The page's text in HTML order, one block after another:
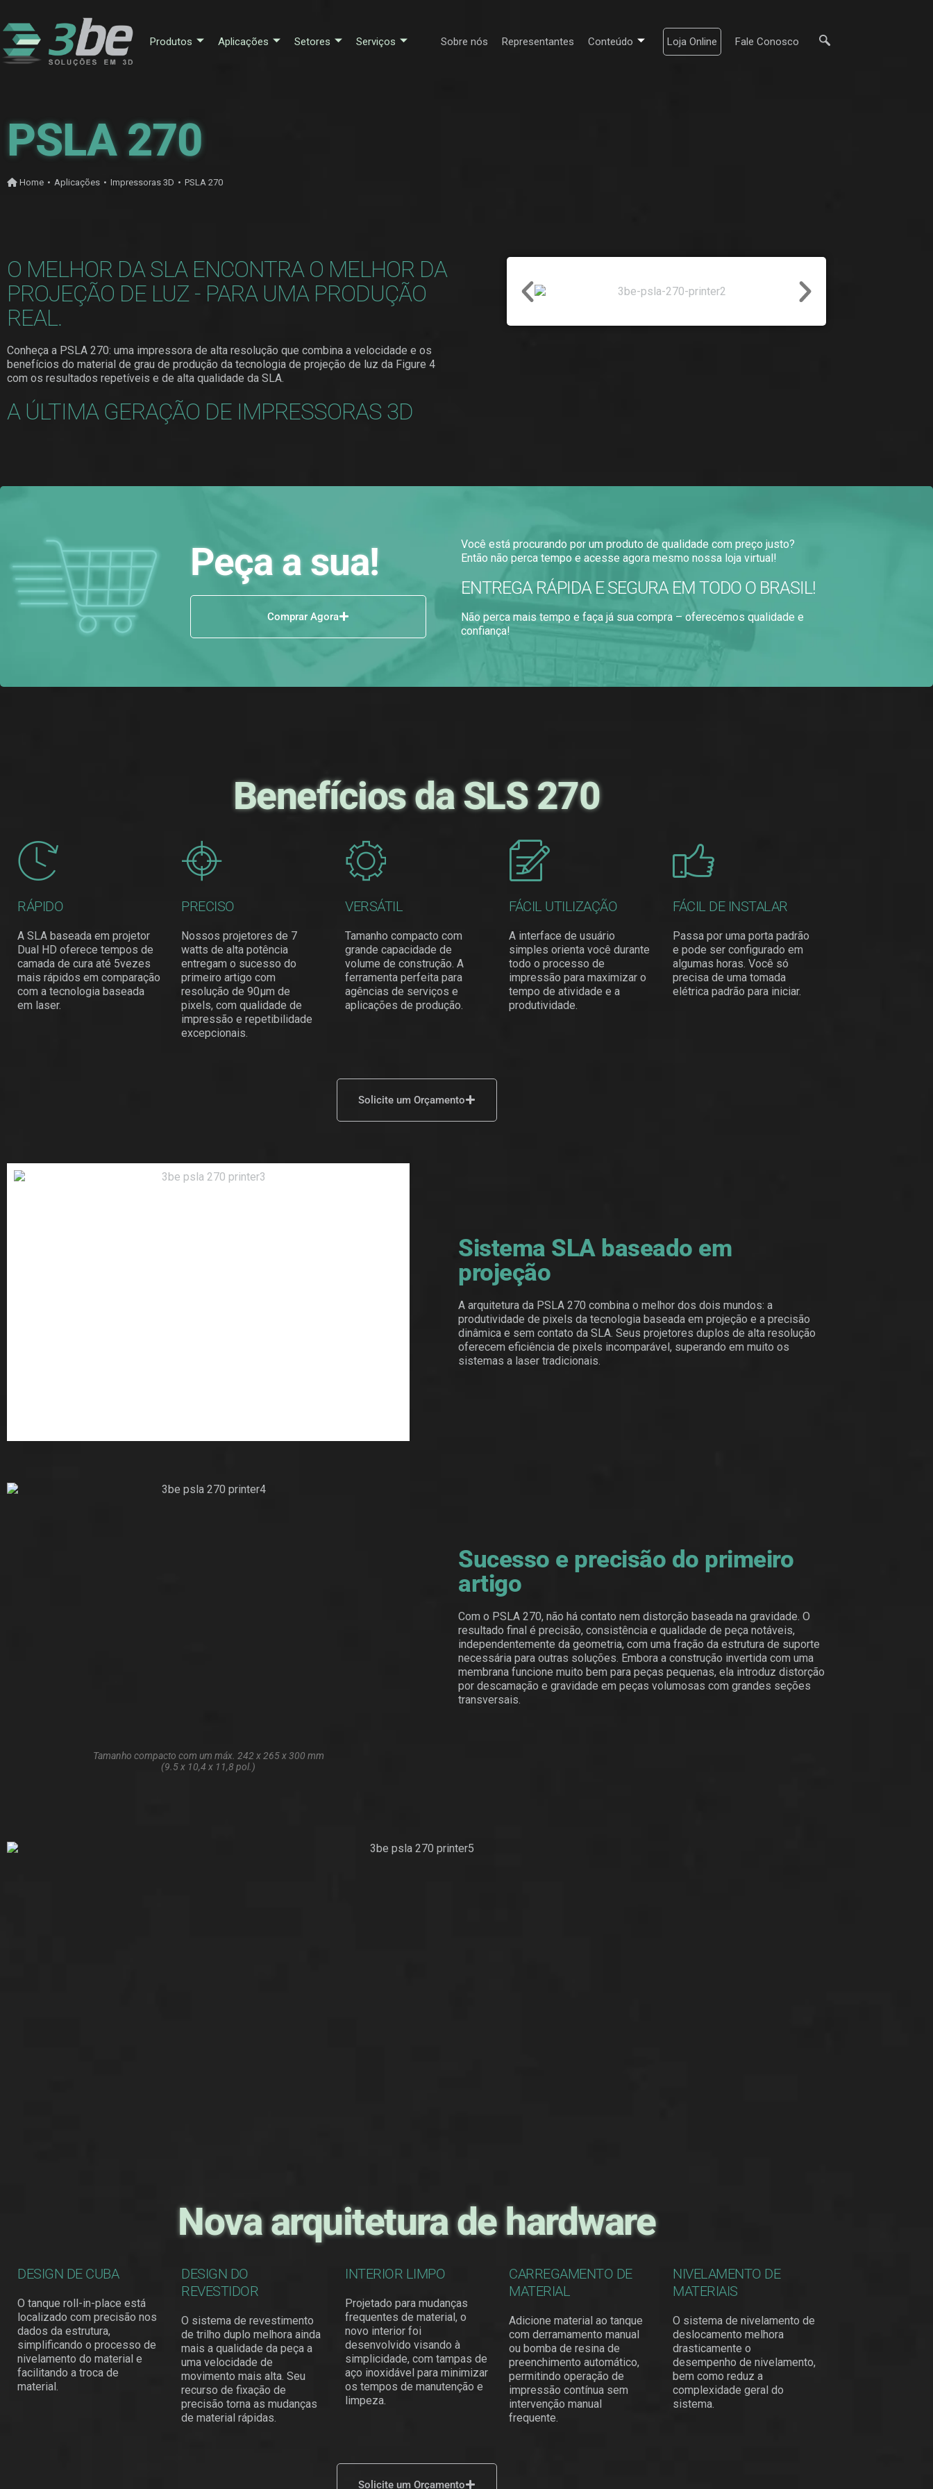
Produtos Aplicações Setores Serviços Sobre nós Representantes Conteúdo Loja Online Fale Conosco
PSLA 270
Home • Aplicações • Impressoras 3D • PSLA 270
O MELHOR DA SLA ENCONTRA O MELHOR DA
PROJEÇÃO DE LUZ - PARA UMA PRODUÇÃO
REAL.
Conheça a PSLA 270: uma impressora de alta resolução que combina a velocidade e os
benefícios do material de grau de produção da tecnologia de projeção de luz da Figure 4
com os resultados repetíveis e de alta qualidade da SLA.
A ÚLTIMA GERAÇÃO DE IMPRESSORAS 3D
Peça a sua!
Comprar Agora
Você está procurando por um produto de qualidade com preço justo?
Então não perca tempo e acesse agora mesmo nossa loja virtual!
ENTREGA RÁPIDA E SEGURA EM TODO O BRASIL!
Não perca mais tempo e faça já sua compra – oferecemos qualidade e
confiança!
Benefícios da SLS 270
RÁPIDO
A SLA baseada em projetor
Dual HD oferece tempos de
camada de cura até 5vezes
mais rápidos em comparação
com a tecnologia baseada
em laser.
PRECISO
Nossos projetores de 7
watts de alta potência
entregam o sucesso do
primeiro artigo com
resolução de 90µm de
pixels, com qualidade de
impressão e repetibilidade
excepcionais.
VERSÁTIL
Tamanho compacto com
grande capacidade de
volume de construção. A
ferramenta perfeita para
agências de serviços e
aplicações de produção.​
FÁCIL UTILIZAÇÃO
A interface de usuário
simples orienta você durante
todo o processo de
impressão para maximizar o
tempo de atividade e a
produtividade.
FÁCIL DE INSTALAR
Passa por uma porta padrão
e pode ser configurado em
algumas horas. Você só
precisa de uma tomada
elétrica padrão para iniciar.
Solicite um Orçamento
Sistema SLA baseado em
projeção
A arquitetura da PSLA 270 combina o melhor dos dois mundos: a
produtividade de pixels da tecnologia baseada em projeção e a precisão
dinâmica e sem contato da SLA. Seus projetores duplos de alta resolução
oferecem eficiência de pixels incomparável, superando em muito os
sistemas a laser tradicionais.
Tamanho compacto com um máx. 242 x 265 x 300 mm
(9.5 x 10,4 x 11,8 pol.)
Sucesso e precisão do primeiro
artigo
Com o PSLA 270, não há contato nem distorção baseada na gravidade. O
resultado final é precisão, consistência e qualidade de peça notáveis,
independentemente da geometria, com uma fração da estrutura de suporte
necessária para outras soluções. Embora a construção invertida com uma
membrana funcione muito bem para peças pequenas, ela introduz distorção
por descamação e gravidade em peças volumosas com grandes seções
transversais.
Nova arquitetura de hardware
DESIGN DE CUBA
O tanque roll-in-place está
localizado com precisão nos
dados da estrutura,
simplificando o processo de
nivelamento do material e
facilitando a troca de
material.​
DESIGN DO
REVESTIDOR
O sistema de revestimento
de trilho duplo melhora ainda
mais a qualidade da peça a
uma velocidade de
movimento mais alta. Seu
recurso de fixação de
precisão torna as mudanças
de material rápidas.​
INTERIOR LIMPO
Projetado para mudanças
frequentes de material, o
novo interior foi
desenvolvido visando à
simplicidade, com tampas de
aço inoxidável para minimizar
os tempos de manutenção e
limpeza. ​
CARREGAMENTO DE
MATERIAL
Adicione material ao tanque
com derramamento manual
ou bomba de resina de
preenchimento automático,
permitindo operação de
impressão contínua sem
intervenção manual
frequente.
NIVELAMENTO DE
MATERIAIS
O sistema de nivelamento de
deslocamento melhora
drasticamente o
desempenho de nivelamento,
bem como reduz a
complexidade geral do
sistema.​
Solicite um Orçamento